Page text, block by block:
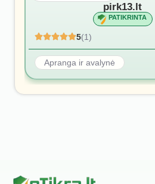
pirk13.lt
PATIKRINTA
5(1)
Apranga ir avalynė